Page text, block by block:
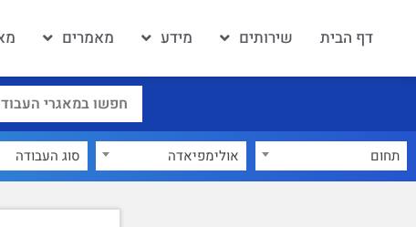
דף הבית שירותים מידע מאמרים
תחום אולימפיאדה